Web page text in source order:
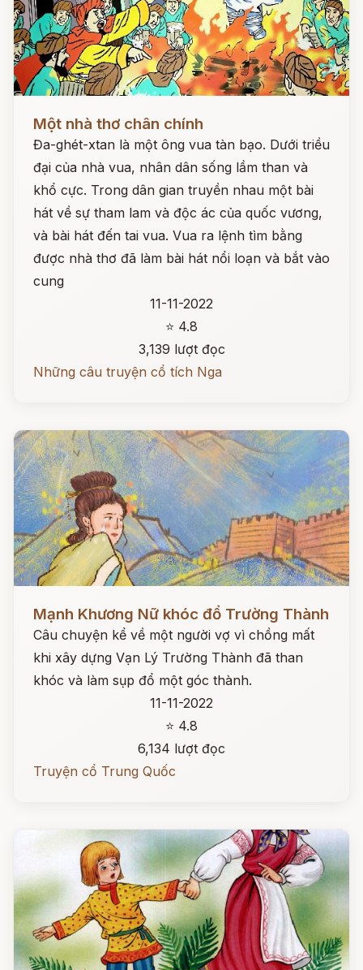
Một nhà thơ chân chính
Đa-ghét-xtan là một ông vua tàn bạo. Dưới triều
đại của nhà vua, nhân dân sống lầm than và
khổ cực. Trong dân gian truyền nhau một bài
hát về sự tham lam và độc ác của quốc vương,
và bài hát đến tai vua. Vua ra lệnh tìm bằng
được nhà thơ đã làm bài hát nổi loạn và bắt vào
cung
11-11-2022
⭐ 4.8
3,139 lượt đọc
Những câu truyện cổ tích Nga
Mạnh Khương Nữ khóc đổ Trường Thành
Câu chuyện kể về một người vợ vì chồng mất
khi xây dựng Vạn Lý Trường Thành đã than
khóc và làm sụp đổ một góc thành.
11-11-2022
⭐ 4.8
6,134 lượt đọc
Truyện cổ Trung Quốc